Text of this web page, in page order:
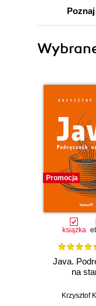
Promocja
książka
Java.
na
Krzysztof